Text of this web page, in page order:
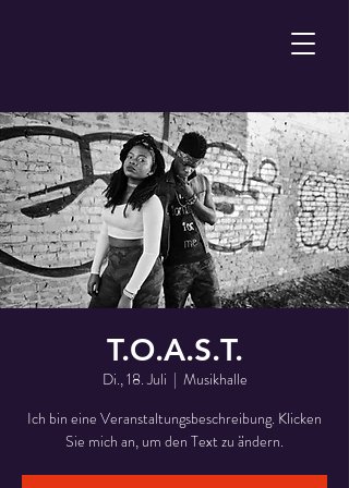
T.O.A.S.T.
Di., 18. Juli
  |
Musikhalle
Ich bin eine Veranstaltungsbeschreibung. Klicken
Sie mich an, um den Text zu ändern.